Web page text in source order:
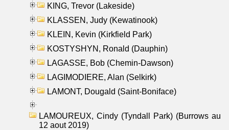
KING, Trevor (Lakeside)
KLASSEN, Judy (Kewatinook)
KLEIN, Kevin (Kirkfield Park)
KOSTYSHYN, Ronald (Dauphin)
LAGASSE, Bob (Chemin-Dawson)
LAGIMODIERE, Alan (Selkirk)
LAMONT, Dougald (Saint-Boniface)
LAMOUREUX, Cindy (Tyndall Park) (Burrows au
12 aout 2019)